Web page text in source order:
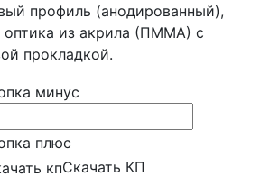
профиль (анодированный),
оптика из акрила (ПММА) с
прокладкой.
Скачать КП